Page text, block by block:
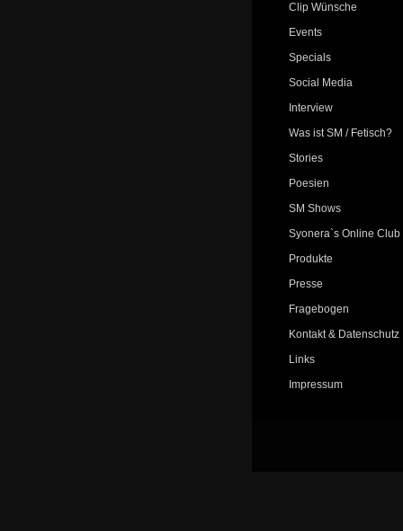
Clip Wünsche
Events
Specials
Social Media
Interview
Was ist SM / Fetisch?
Stories
Poesien
SM Shows
Syonera`s Online Club
Produkte
Presse
Fragebogen
Kontakt & Datenschutz
Links
Impressum